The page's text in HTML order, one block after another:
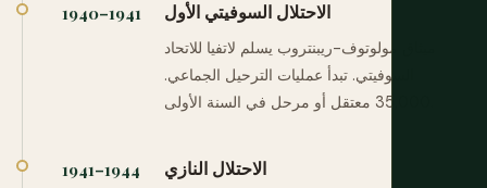
1940–1941 الاحتلال السوفيتي الأول
ميثاق مولوتوف-ريبنتروب يسلم لاتفيا للاتحاد
السوفيتي. تبدأ عمليات الترحيل الجماعي.
1941–1944 الاحتلال النازي